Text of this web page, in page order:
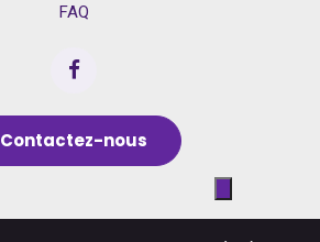
FAQ
Contactez-nous